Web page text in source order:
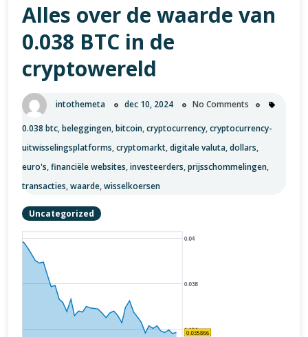
Alles over de waarde van
0.038 BTC in de
cryptowereld
intothemeta dec 10, 2024 No Comments
0.038 btc,beleggingen,bitcoin,cryptocurrency,cryptocurrency-
uitwisselingsplatforms,cryptomarkt,digitale valuta,dollars,
euro's,financiële websites,investeerders,prijsschommelingen,
transacties,waarde,wisselkoersen
Uncategorized